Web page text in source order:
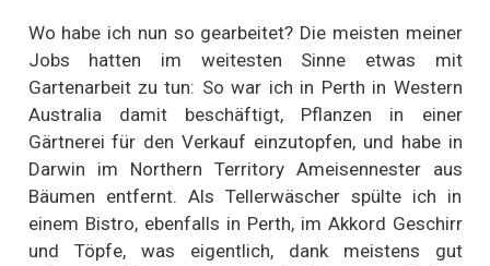
Wo habe ich nun so gearbeitet? Die meisten meiner
Jobs hatten im weitesten Sinne etwas mit
Gartenarbeit zu tun: So war ich in Perth in Western
Australia damit beschäftigt, Pflanzen in einer
Gärtnerei für den Verkauf einzutopfen, und habe in
Darwin im Northern Territory Ameisennester aus
Bäumen entfernt. Als Tellerwäscher spülte ich in
einem Bistro, ebenfalls in Perth, im Akkord Geschirr
und Töpfe, was eigentlich, dank meistens gut